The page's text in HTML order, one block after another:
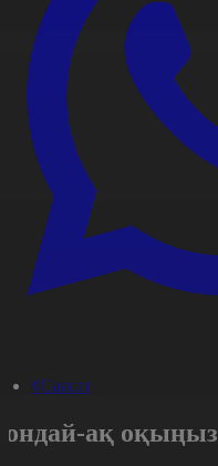
#Саясат
ақ оқыңыз